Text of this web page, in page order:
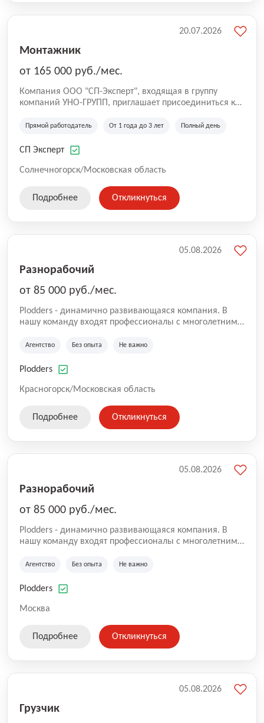
Монтажник
от 165 000 руб./мес.
Компания ООО "СП-Эксперт", входящая в группу
компаний УНО-ГРУПП, приглашает присоединиться к
работаем на рынке с 2005 года и оказываем комплекс
зданий из гибридных модульных блоков свободной
гибридно-модульного строительства.
Прямой работодатель От 1 года до 3 лет Полный день
СП Эксперт
Солнечногорск/Московская область
20.07.2026
Подробнее Откликнуться
Разнорабочий
от 85 000 руб./мес.
Plodders - динамично развивающаяся компания. В
нашу команду входят профессионалы с многолетним
на рынке аутсорсинга, а накопленный опыт позволяют
оказываемых услуг.
Агентство Без опыта Не важно
Plodders
Красногорск/Московская область
05.08.2026
Подробнее Откликнуться
Разнорабочий
от 85 000 руб./мес.
Plodders - динамично развивающаяся компания. В
нашу команду входят профессионалы с многолетним
на рынке аутсорсинга, а накопленный опыт позволяют
оказываемых услуг.
Агентство Без опыта Не важно
Plodders
Москва
05.08.2026
Подробнее Откликнуться
Грузчик
05.08.2026